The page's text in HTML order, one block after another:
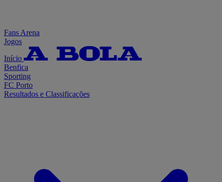
Fans Arena
Jogos
Início
Benfica
Sporting
FC Porto
Resultados e Classificações